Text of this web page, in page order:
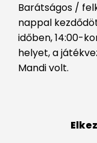
Barátságos /
nappal
időben, 14:00-
helyet, a
Mandi volt.